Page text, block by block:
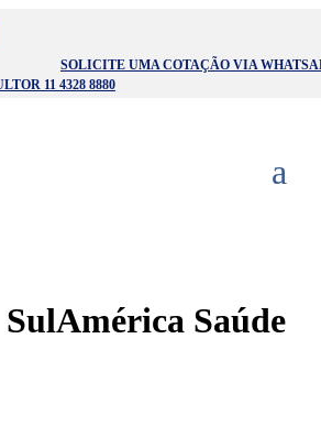
SOLICITE UMA COTAÇÃO VIA
11 4328 8880
SulAmérica Saúde